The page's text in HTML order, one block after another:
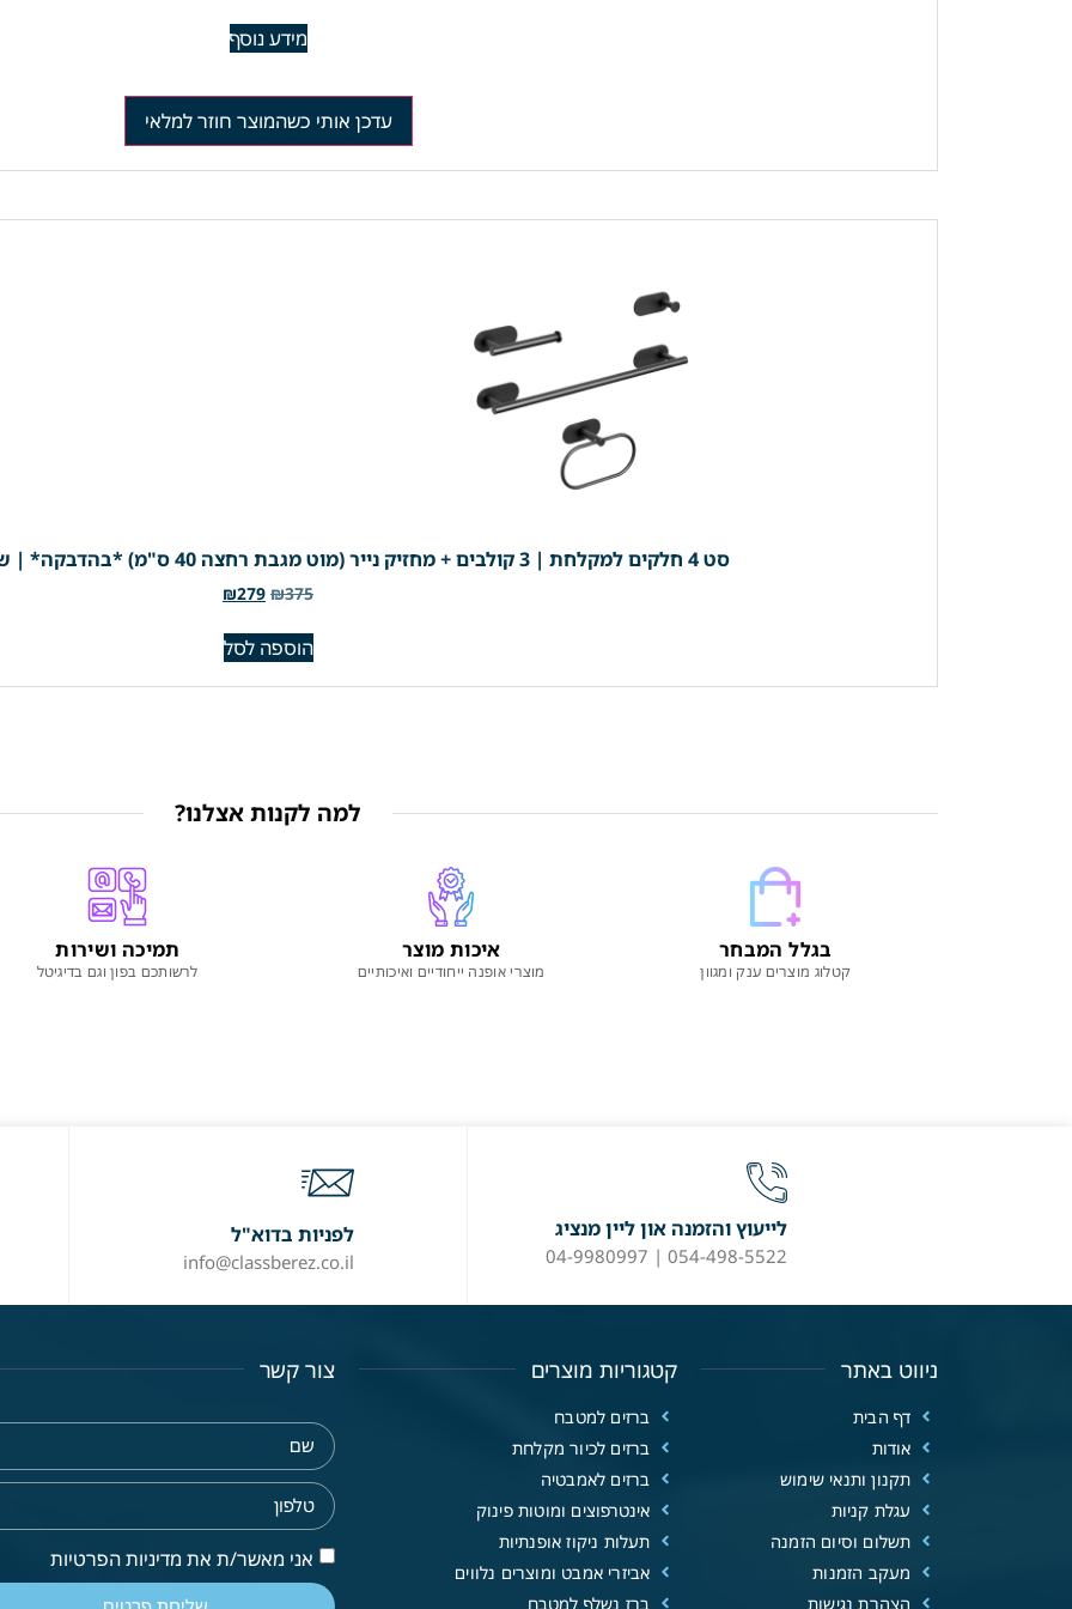
מידע נוסף
עדכן אותי כשהמוצר חוזר למלאי
סט 4 חלקים למקלחת | 3 קולבים + מחזיק נייר (מוט מגבת רחצה 40 ס"מ) *בהדבקה* | שחור מט | מק"ט 203BL
₪375
₪279
הוספה לסל
למה לקנות אצלנו?
בגלל המבחר
קטלוג מוצרים ענק ומגוון
איכות מוצר
מוצרי אופנה ייחודיים ואיכותיים
תמיכה ושירות
לרשותכם בפון וגם בדיגיטל
לייעוץ והזמנה און ליין מנציג
054-498-5522 | 04-9980997
לפניות בדוא"ל
info@classberez.co.il
ניווט באתר
דף הבית
אודות
תקנון ותנאי שימוש
עגלת קניות
תשלום וסיום הזמנה
מעקב הזמנות
הצהרת נגישות
קטגוריות מוצרים
ברזים למטבח
ברזים לכיור מקלחת
ברזים לאמבטיה
אינטרפוצים ומוטות פינוק
תעלות ניקוז אופנתיות
אביזרי אמבט ומוצרים נלווים
ברז נשלף למטבח
צור קשר
אני מאשר/ת את מדיניות הפרטיות